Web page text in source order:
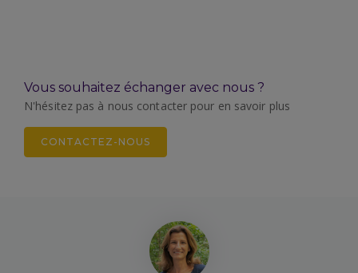
Vous souhaitez échanger avec nous ?
N'hésitez pas à nous contacter pour en savoir plus
CONTACTEZ-NOUS